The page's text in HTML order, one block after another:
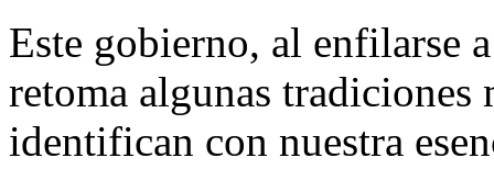
Este gobierno, al enfilarse
retoma algunas tradiciones
identifican con nuestra